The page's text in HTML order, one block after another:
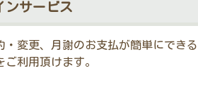
ンサービス
変更、月謝のお支払が簡単にできる
利用頂けます。